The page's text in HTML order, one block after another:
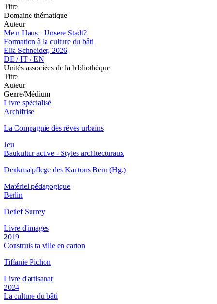
Titre
Domaine thématique
Auteur
Mein Haus - Unsere Stadt?
Formation à la culture du bâti
Elia Schneider, 2026
DE / IT / EN
Unités associées de la bibliothèque
Titre
Auteur
Genre/Médium
Livre spécialisé
Archifrise
La Compagnie des rêves urbains
Jeu
Baukultur active - Styles architecturaux
Denkmalpflege des Kantons Bern (Hg.)
Matériel pédagogique
Berlin
Detlef Surrey
Livre d'images
2019
Construis ta ville en carton
Tiffanie Pichon
Livre d'artisanat
2024
La culture du bâti